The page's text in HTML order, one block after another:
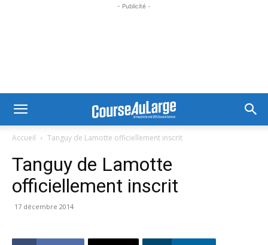
- Publicité -
Accueil Tanguy de Lamotte officiellement inscrit
Tanguy de Lamotte
officiellement inscrit
17 décembre 2014